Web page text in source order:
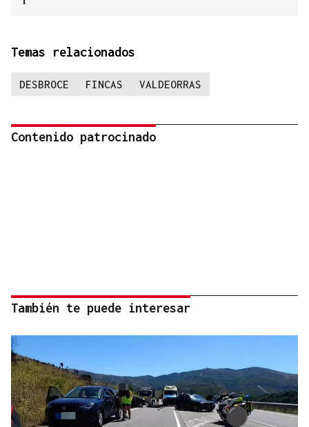
Temas relacionados
DESBROCE FINCAS VALDEORRAS
Contenido patrocinado
También te puede interesar